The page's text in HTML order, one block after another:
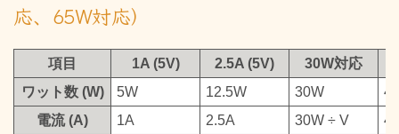
応、65W対応）
項目 1A (5V) 2.5A (5V) 30W対応
ワット数 (W)
5W 12.5W 30W
電流 (A)
1A 2.5A 30W ÷ V